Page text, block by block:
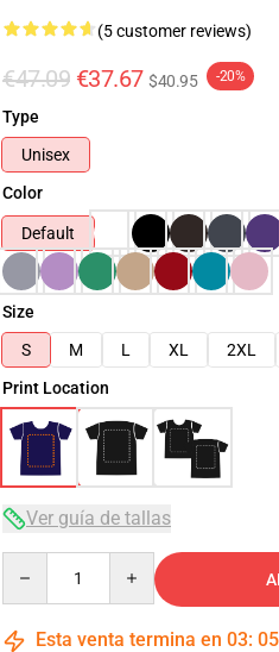
(5 customer reviews)
€47.09 €37.67 $40.95 -20%
Type
Unisex
Color
Default
Size
S
M L XL 2XL
Print Location
Ver guía de tallas
Esta venta termina en 03: 05